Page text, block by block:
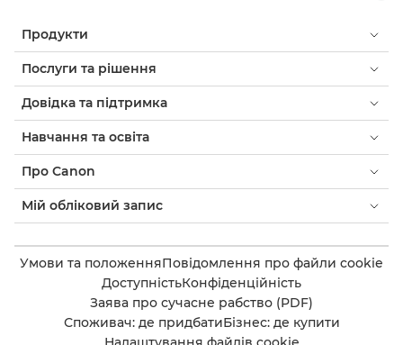
Продукти
Послуги та рішення
Довідка та підтримка
Навчання та освіта
Про Canon
Мій обліковий запис
Умови та положенняПовідомлення про файли cookie
ДоступністьКонфіденційність
Заява про сучасне рабство (PDF)
Споживач: де придбатиБізнес: де купити